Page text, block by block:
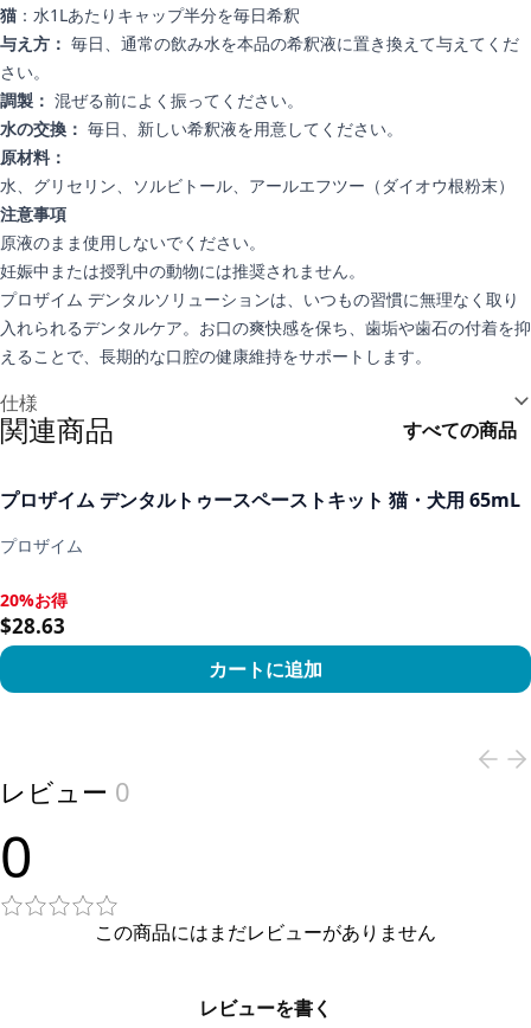
猫 ：水1Lあたりキャップ半分を毎日希釈
与え方： 毎日、通常の飲み水を本品の希釈液に置き換えて与えてくだ
さい。
調製： 混ぜる前によく振ってください。
水の交換： 毎日、新しい希釈液を用意してください。
原材料：
水、グリセリン、ソルビトール、アールエフツー（ダイオウ根粉末）
注意事項
原液のまま使用しないでください。
妊娠中または授乳中の動物には推奨されません。
プロザイム デンタルソリューションは、いつもの習慣に無理なく取り
入れられるデンタルケア。お口の爽快感を保ち、歯垢や歯石の付着を抑
えることで、長期的な口腔の健康維持をサポートします。
仕様
関連商品 すべての商品
プロザイム デンタルトゥースペーストキット 猫・犬用 65mL
プロザイム
20%お得, $28.63
20%お得
$28.63
カートに追加
レビュー 0
0
この商品にはまだレビューがありません
レビューを書く